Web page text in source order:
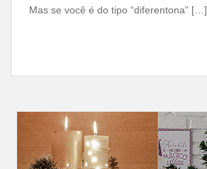
Mas se você é do tipo “diferentona” […]